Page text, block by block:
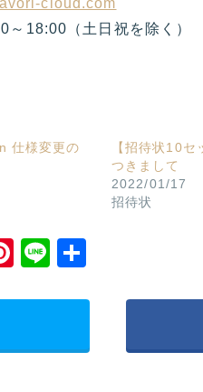
cloud.com
～18:00（土日祝を除く）
仕様変更の
【招待状10セ
つきまして
2022/01/17
招待状
Pinterest
Line